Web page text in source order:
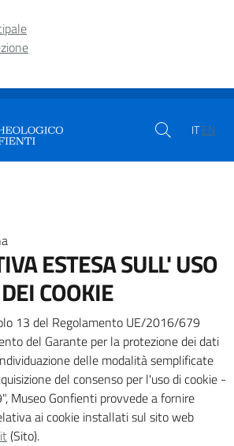
ITEN
ESTESA SULL' USO
DEI COOKIE
13 del Regolamento UE/2016/679
del Garante per la protezione dei dati
delle modalità semplificate
del consenso per l'uso di cookie -
Museo Gonfienti provvede a fornire
ai cookie installati sul sito web
(Sito).